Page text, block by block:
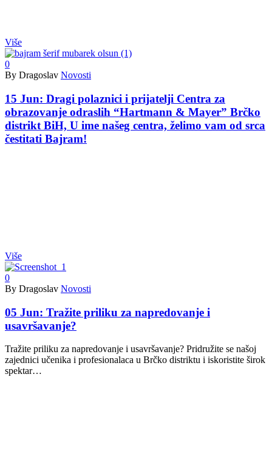
Više
0
By Dragoslav Novosti
15 Jun: Dragi polaznici i prijatelji Centra za
obrazovanje odraslih “Hartmann & Mayer” Brčko
distrikt BiH, U ime našeg centra, želimo vam od srca
čestitati Bajram!
Više
0
By Dragoslav Novosti
05 Jun: Tražite priliku za napredovanje i
usavršavanje?
Tražite priliku za napredovanje i usavršavanje? Pridružite se našoj
zajednici učenika i profesionalaca u Brčko distriktu i iskoristite širok
spektar…